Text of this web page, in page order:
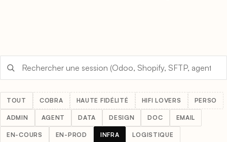
TOUT COBRA HAUTE FIDÉLITÉ HIFI LOVERS PERSO
ADMIN AGENT DATA DESIGN DOC EMAIL
EN-COURS EN-PROD INFRA LOGISTIQUE